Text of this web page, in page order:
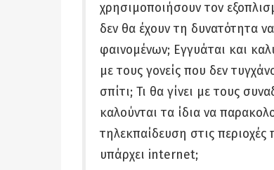
χρησιμοποιήσουν τον
δεν θα έχουν τη δυνατότητα
φαινομένων; Εγγυάται και
με τους γονείς που δεν
σπίτι; Τι θα γίνει με τους
καλούνται τα ίδια να
τηλεκπαίδευση στις
υπάρχει internet;